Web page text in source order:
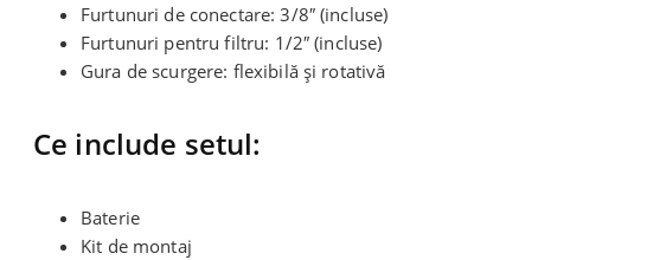
Furtunuri de conectare: 3/8″ (incluse)
Furtunuri pentru filtru: 1/2″ (incluse)
Gura de scurgere: flexibilă și rotativă
Ce include setul:
Baterie
Kit de montaj